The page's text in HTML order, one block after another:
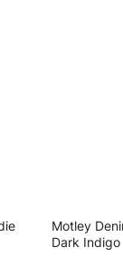
Motley
Dark Indigo